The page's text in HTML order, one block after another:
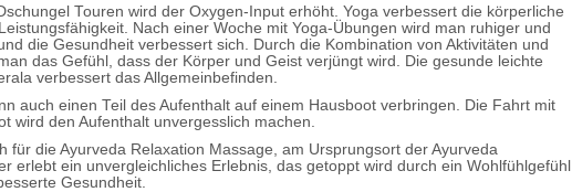
Touren wird der Oxygen-Input erhöht. Yoga verbessert die körperliche
Nach einer Woche mit Yoga-Übungen wird man ruhiger und
die Gesundheit verbessert sich. Durch die Kombination von Aktivitäten und
das Gefühl, dass der Körper und Geist verjüngt wird. Die gesunde leichte
verbessert das Allgemeinbefinden.
auch einen Teil des Aufenthalt auf einem Hausboot verbringen. Die Fahrt mit
wird den Aufenthalt unvergesslich machen.
für die Ayurveda Relaxation Massage, am Ursprungsort der Ayurveda
erlebt ein unvergleichliches Erlebnis, das getoppt wird durch ein Wohlfühlgefühl
Gesundheit.